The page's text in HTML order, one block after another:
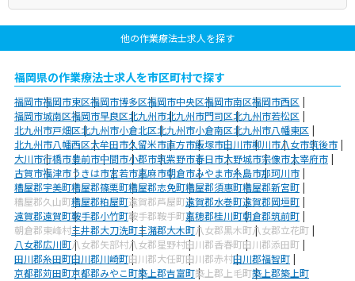
他の作業療法士求人を探す
福岡県の作業療法士求人を市区町村で探す
福岡市福岡市東区福岡市博多区福岡市中央区福岡市南区福岡市西区
福岡市城南区福岡市早良区北九州市北九州市門司区北九州市若松区
北九州市戸畑区北九州市小倉北区北九州市小倉南区北九州市八幡東区
北九州市八幡西区大牟田市久留米市直方市飯塚市田川市柳川市八女市筑後市
大川市行橋市豊前市中間市小郡市筑紫野市春日市大野城市宗像市太宰府市
古賀市福津市うきは市宮若市嘉麻市朝倉市みやま市糸島市那珂川市
糟屋郡宇美町糟屋郡篠栗町糟屋郡志免町糟屋郡須惠町糟屋郡新宮町
糟屋郡久山町糟屋郡粕屋町遠賀郡芦屋町遠賀郡水巻町遠賀郡岡垣町
遠賀郡遠賀町鞍手郡小竹町鞍手郡鞍手町嘉穂郡桂川町朝倉郡筑前町
朝倉郡東峰村三井郡大刀洗町三潴郡大木町八女郡黒木町八女郡立花町
八女郡広川町八女郡矢部村八女郡星野村田川郡香春町田川郡添田町
田川郡糸田町田川郡川崎町田川郡大任町田川郡赤村田川郡福智町
京都郡苅田町京都郡みやこ町築上郡吉富町築上郡上毛町築上郡築上町